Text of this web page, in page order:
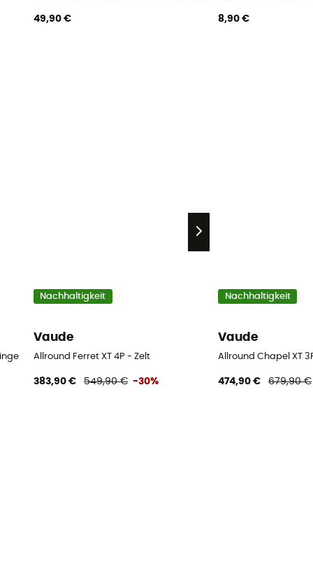
49,90 € 8,90 €
Nachhaltigkeit
Vaude
Allround Ferret XT 4P - Zelt
383,90 € 549,90 € -30%
Nachhaltigkeit
Vaude
Allround Chapel XT
474,90 € 679,90 €